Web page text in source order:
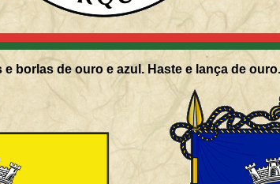
borlas de ouro e azul. Haste e lança de